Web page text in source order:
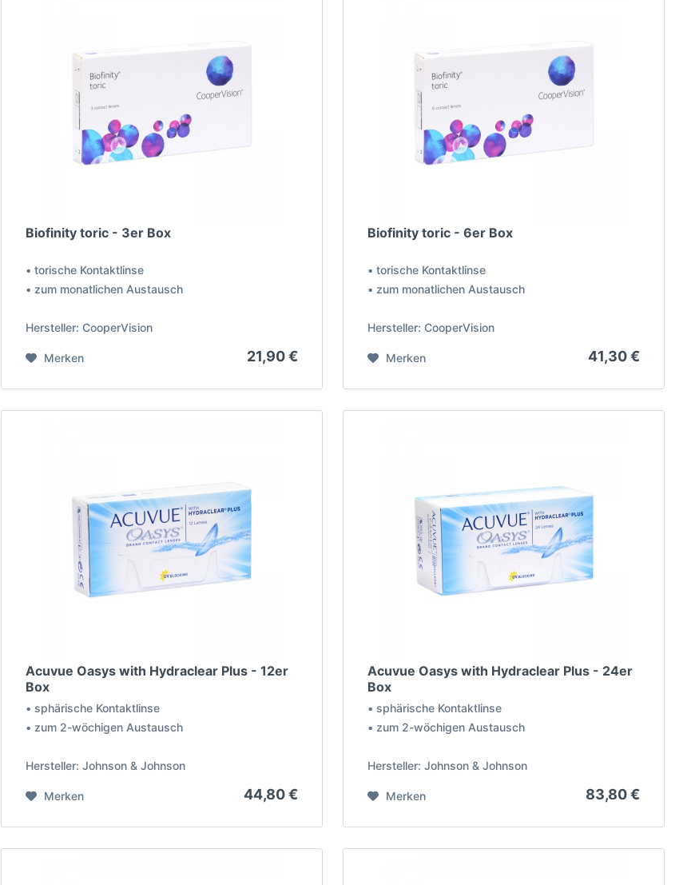
Biofinity toric - 3er Box
• torische Kontaktlinse
• zum monatlichen Austausch
Hersteller: CooperVision
21,90 €
Merken
Biofinity toric - 6er Box
• torische Kontaktlinse
• zum monatlichen Austausch
Hersteller: CooperVision
41,30 €
Merken
Acuvue Oasys with Hydraclear Plus - 12er
Box
• sphärische Kontaktlinse
• zum 2-wöchigen Austausch
Hersteller: Johnson & Johnson
44,80 €
Merken
Acuvue Oasys with Hydraclear Plus - 24er
Box
• sphärische Kontaktlinse
• zum 2-wöchigen Austausch
Hersteller: Johnson & Johnson
83,80 €
Merken